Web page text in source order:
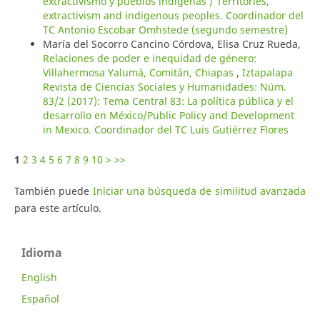
extractivism and indigenous peoples. Coordinador del
TC Antonio Escobar Omhstede (segundo semestre)
María del Socorro Cancino Córdova, Elisa Cruz Rueda,
Relaciones de poder e inequidad de género:
Villahermosa Yalumá, Comitán, Chiapas , Iztapalapa
Revista de Ciencias Sociales y Humanidades: Núm.
83/2 (2017): Tema Central 83: La política pública y el
desarrollo en México/Public Policy and Development
in Mexico. Coordinador del TC Luis Gutiérrez Flores
1 2 3 4 5 6 7 8 9 10 > >>
También puede Iniciar una búsqueda de similitud avanzada
para este artículo.
Idioma
English
Español